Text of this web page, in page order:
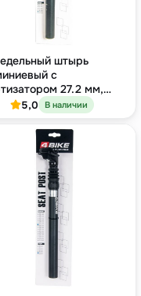
штырь
с
27.2 мм,
350 мм, оффсет 12 мм,
чёрный
5,0 В наличии